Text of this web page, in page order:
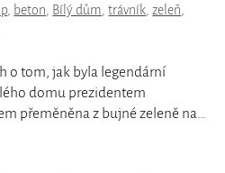
, beton, Bílý dům,trávník,zeleň,
o tom, jak byla legendární
domu prezidentem
přeměněna z bujné zeleně na…